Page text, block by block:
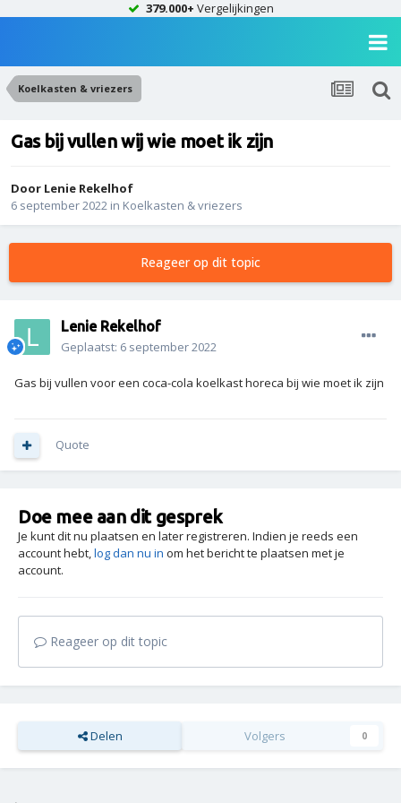
379.000+ Vergelijkingen
Koelkasten & vriezers
Gas bij vullen wij wie moet ik zijn
Door Lenie Rekelhof
6 september 2022 in Koelkasten & vriezers
Reageer op dit topic
Lenie Rekelhof
Geplaatst: 6 september 2022
Gas bij vullen voor een coca-cola koelkast horeca bij wie moet ik zijn
Quote
Doe mee aan dit gesprek
Je kunt dit nu plaatsen en later registreren. Indien je reeds een
account hebt,log dan nu in om het bericht te plaatsen met je
account.
Reageer op dit topic
Delen Volgers 0